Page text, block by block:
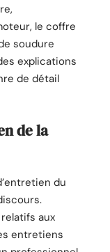
le coffre
soudure
explications
de détail
de la
du
aux
entretiens